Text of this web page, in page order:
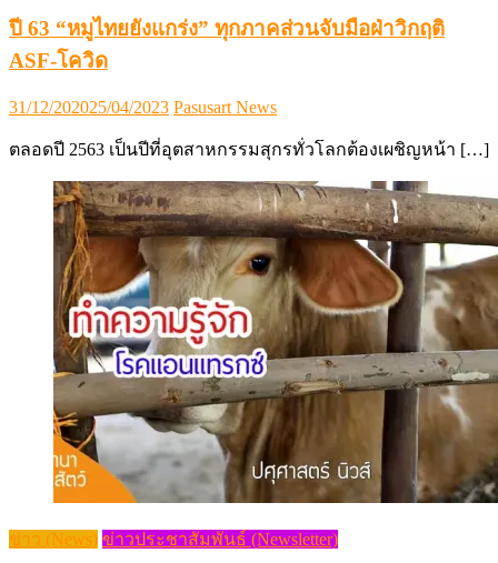
ปี 63 “หมูไทยยังแกร่ง” ทุกภาคส่วนจับมือฝ่าวิกฤติ
ASF-โควิด
Posted
31/12/202025/04/2023 Author
Pasusart News
ตลอดปี 2563 เป็นปีที่อุตสาหกรรมสุกรทั่วโลกต้องเผชิญหน้า […]
ข่าว (News) ข่าวประชาสัมพันธ์ (Newsletter)